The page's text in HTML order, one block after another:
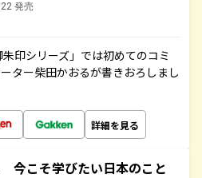
発売
印シリーズ」では初めてのコミ
ター柴田かおるが書きおろしまし
詳細を見る
今こそ学びたい日本のこと